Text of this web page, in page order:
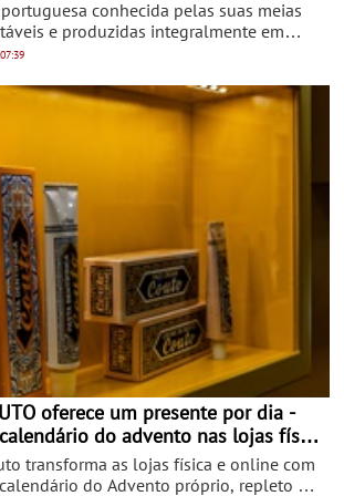
portuguesa conhecida pelas suas meias
e produzidas integralmente em
inaugurar um novo stand no
plena época festiva, respondendo à
por presentes criativos e acessíveis, com
variar entre os 10€ e os 25€.
oferece um presente por dia -
do advento nas lojas física
transforma as lojas física e online com
do Advento próprio, repleto de